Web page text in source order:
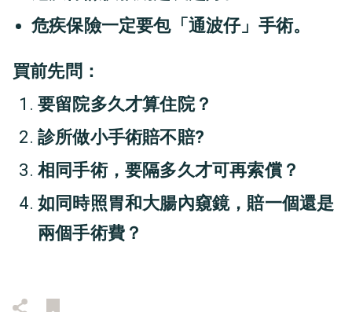
危疾保險一定要包「通波仔」手術。
買前先問：
要留院多久才算住院？
診所做小手術賠不賠?
相同手術，要隔多久才可再索償？
如同時照胃和大腸內窺鏡，賠一個還是
兩個手術費？